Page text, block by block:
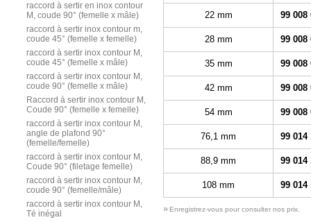
raccord à sertir en inox contour
M, coude 90° (femelle x mâle)
raccord à sertir inox contour m,
coude 45° (femelle x femelle)
raccord à sertir inox contour M,
coude 45° (femelle x mâle)
raccord à sertir inox contour M,
coude 90° (femelle x mâle)
Raccord à sertir inox contour M,
Coude 90° (femelle x femelle)
raccord à sertir inox contour M,
angle de plafond 90°
(femelle/femelle)
raccord à sertir inox contour M,
Coude 90° (filetage femelle)
raccord à sertir inox contour M,
coude 90° (femelle/mâle)
raccord à sertir inox contour M,
Té inégal
22 mm 99 008
28 mm 99 008
35 mm 99 008
42 mm 99 008
54 mm 99 008
76,1 mm 99 014
88,9 mm 99 014
108 mm 99 014
» Enregistrez-vous pour consulter nos prix.